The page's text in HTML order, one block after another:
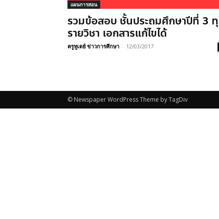
แผนการสอน
รวมข้อสอบ ชั้นประถมศึกษาปีที่ 3
รายวิชา เอกสารแก้ไขได้
ครูทูเดย์ ข่าวการศึกษา - 12/03/2017
© Newspaper WordPress Theme by TagDiv